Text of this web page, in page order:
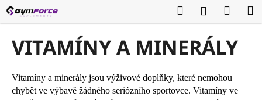
Přejít
na
obsah
HledatPřihlášení
VITAMÍNY A MINERÁLY
Vitamíny a minerály jsou výživové doplňky, které nemohou
chybět ve výbavě žádného seriózního sportovce. Vitamíny ve
K
o
o
p